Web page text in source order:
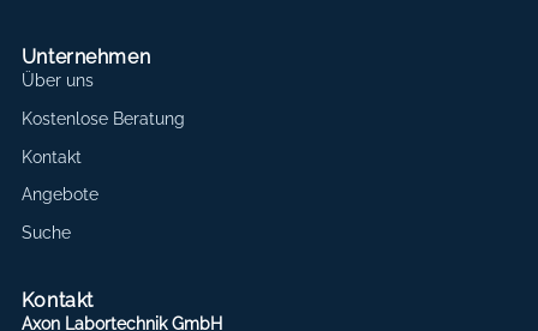
Unternehmen
Über uns
Kostenlose Beratung
Kontakt
Angebote
Suche
Kontakt
Axon Labortechnik GmbH